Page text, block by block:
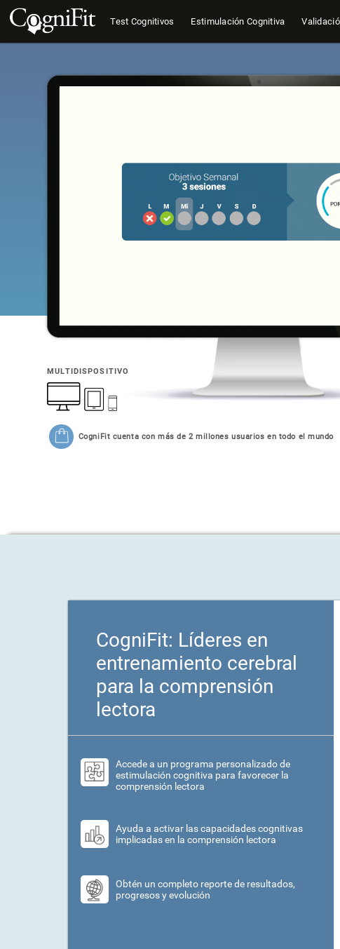
Test Cognitivos Estimulación Cognitiva
MULTIDISPOSITIVO
CogniFit cuenta con más de 2 millones usuarios en todo el mundo
CogniFit: Líderes en
entrenamiento cerebral
para la comprensión
lectora
Accede a un programa personalizado de
estimulación cognitiva para favorecer la
comprensión lectora
Ayuda a activar las capacidades cognitivas
implicadas en la comprensión lectora
Obtén un completo reporte de resultados,
progresos y evolución